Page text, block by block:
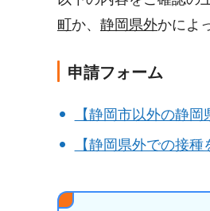
町か、 静岡県外かによ
申請フォーム
【静岡市以外の静
【静岡県外での接